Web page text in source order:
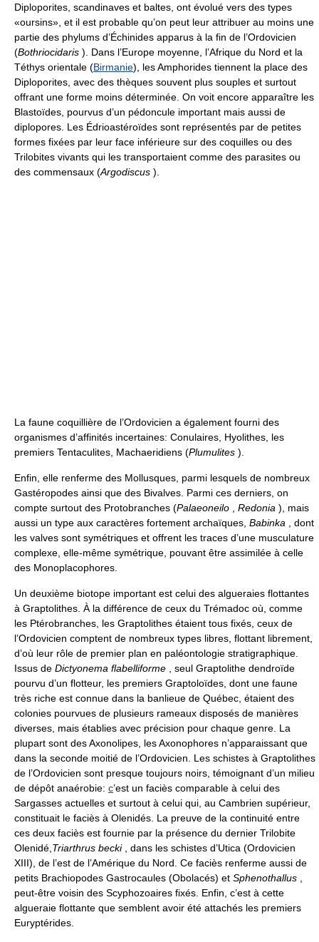
Diploporites, scandinaves et baltes, ont évolué vers des types
«oursins», et il est probable qu’on peut leur attribuer au moins une
partie des phylums d’Échinides apparus à la fin de l’Ordovicien
(Bothriocidaris ). Dans l’Europe moyenne, l’Afrique du Nord et la
Téthys orientale (Birmanie), les Amphorides tiennent la place des
Diploporites, avec des thèques souvent plus souples et surtout
offrant une forme moins déterminée. On voit encore apparaître les
Blastoïdes, pourvus d’un pédoncule important mais aussi de
diplopores. Les Édrioastéroïdes sont représentés par de petites
formes fixées par leur face inférieure sur des coquilles ou des
Trilobites vivants qui les transportaient comme des parasites ou
des commensaux (Argodiscus ).
La faune coquillière de l’Ordovicien a également fourni des
organismes d’affinités incertaines: Conulaires, Hyolithes, les
premiers Tentaculites, Machaeridiens (Plumulites ).
Enfin, elle renferme des Mollusques, parmi lesquels de nombreux
Gastéropodes ainsi que des Bivalves. Parmi ces derniers, on
compte surtout des Protobranches (Palaeoneilo Redonia ), mais
aussi un type aux caractères fortement archaïques, Babinka , dont
les valves sont symétriques et offrent les traces d’une musculature
complexe, elle-même symétrique, pouvant être assimilée à celle
des Monoplacophores.
Un deuxième biotope important est celui des algueraies flottantes
à Graptolithes. À la différence de ceux du Trémadoc où, comme
les Ptérobranches, les Graptolithes étaient tous fixés, ceux de
l’Ordovicien comptent de nombreux types libres, flottant librement,
d’où leur rôle de premier plan en paléontologie stratigraphique.
Issus de Dictyonema flabelliforme , seul Graptolithe dendroïde
pourvu d’un flotteur, les premiers Graptoloïdes, dont une faune
très riche est connue dans la banlieue de Québec, étaient des
colonies pourvues de plusieurs rameaux disposés de manières
diverses, mais établies avec précision pour chaque genre. La
plupart sont des Axonolipes, les Axonophores n’apparaissant que
dans la seconde moitié de l’Ordovicien. Les schistes à Graptolithes
de l’Ordovicien sont presque toujours noirs, témoignant d’un milieu
de dépôt anaérobie: c’est un faciès comparable à celui des
Sargasses actuelles et surtout à celui qui, au Cambrien supérieur,
constituait le faciès à Olenidés. La preuve de la continuité entre
ces deux faciès est fournie par la présence du dernier Trilobite
Olenidé, Triarthrus becki, dans les schistes d’Utica (Ordovicien
XIII), de l’est de l’Amérique du Nord. Ce faciès renferme aussi de
petits Brachiopodes Gastrocaules (Obolacés) et Sphenothallus
peut-être voisin des Scyphozoaires fixés. Enfin, c’est à cette
algueraie flottante que semblent avoir été attachés les premiers
Euryptérides.